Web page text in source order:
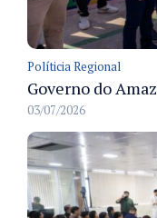
Políticia Regional
03/07/2026